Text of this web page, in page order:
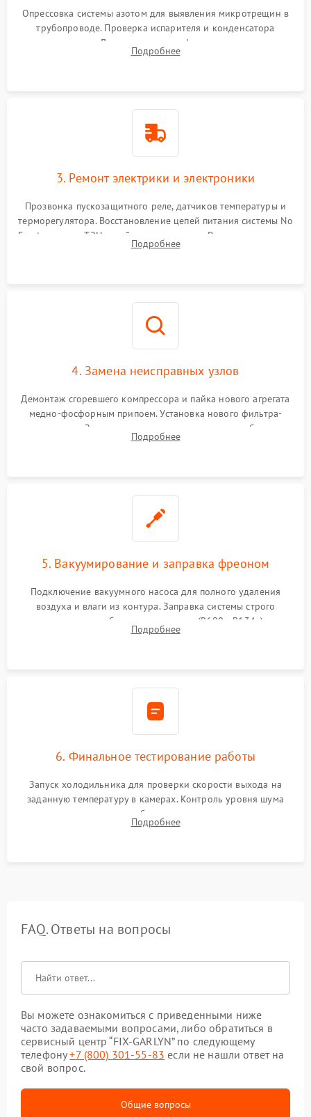
Опрессовка системы азотом для выявления микротрещин в
трубопроводе. Проверка испарителя и конденсатора
течеискателем. Демонтаж старого фильтра-осушителя и
продувка капиллярной трубки для устранения засоров.
Подробнее
3. Ремонт электрики и электроники
Прозвонка пускозащитного реле, датчиков температуры и
терморегулятора. Восстановление цепей питания системы No
Frost, включая ТЭН оттайки и вентилятор. Ремонт или замена
платы управления при сбоях алгоритмов.
Подробнее
4. Замена неисправных узлов
Демонтаж сгоревшего компрессора и пайка нового агрегата
медно-фосфорным припоем. Установка нового фильтра-
осушителя. Замена изношенных вентиляторов обдува,
сломанных заслонок или поврежденных дверных петель.
Подробнее
5. Вакуумирование и заправка фреоном
Подключение вакуумного насоса для полного удаления
воздуха и влаги из контура. Заправка системы строго
дозированным объемом хладагента (R600a, R134a) по
электронным весам. Контроль рабочего давления в системе.
Подробнее
6. Финальное тестирование работы
Запуск холодильника для проверки скорости выхода на
заданную температуру в камерах. Контроль уровня шума
компрессора, отсутствия обмерзания стенок и корректного
срабатывания системы автоматической оттайки.
Подробнее
FAQ. Ответы на вопросы
Вы можете ознакомиться с приведенными ниже
часто задаваемыми вопросами, либо обратиться в
сервисный центр “FIX-GARLYN” по следующему
телефону+7 (800) 301-55-83 если не нашли ответ на
свой вопрос.
Общие вопросы